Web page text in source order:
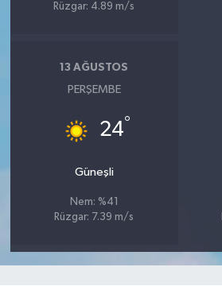
Rüzgar: 4.89 m/s
13 AĞUSTOS
PERŞEMBE
24°
Güneşli
Nem: %41
Rüzgar: 7.39 m/s